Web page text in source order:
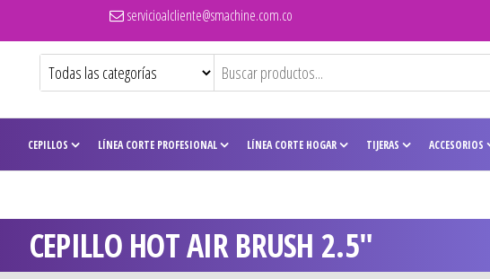
servicioalcliente@smachine.com.co
CEPILLOS LÍNEA CORTE PROFESIONAL LÍNEA CORTE HOGAR TIJERAS ACCESORIOS
CEPILLO HOT AIR BRUSH 2.5″